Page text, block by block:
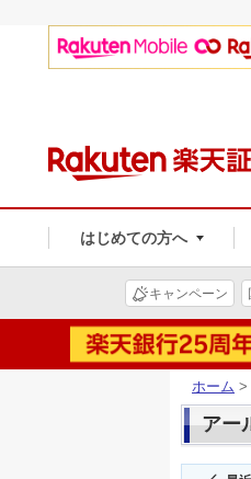
はじめての方へ
キャンペーン
ホーム >
アー